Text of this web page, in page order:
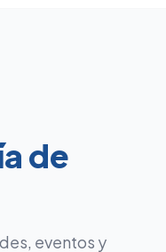
de
eventos y